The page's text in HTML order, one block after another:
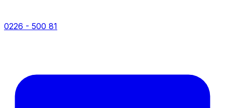
0226 - 500 81